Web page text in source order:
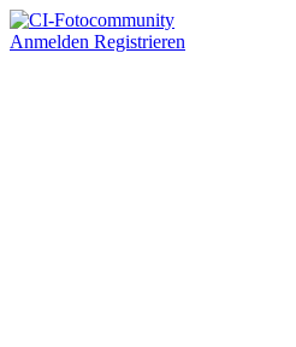
Anmelden Registrieren